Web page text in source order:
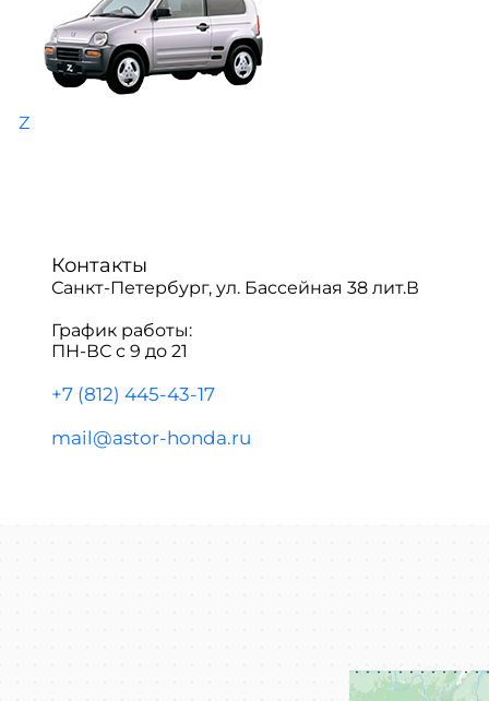
Z
Контакты
Санкт-Петербург, ул. Бассейная 38 лит.В
График работы:
ПН-ВС с 9 до 21
+7 (812) 445-43-17
mail@astor-honda.ru